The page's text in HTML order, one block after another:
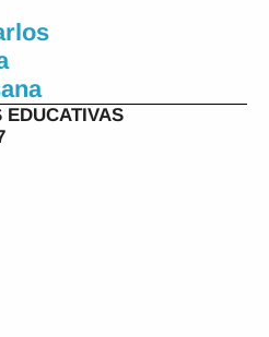
EDUCATIVAS